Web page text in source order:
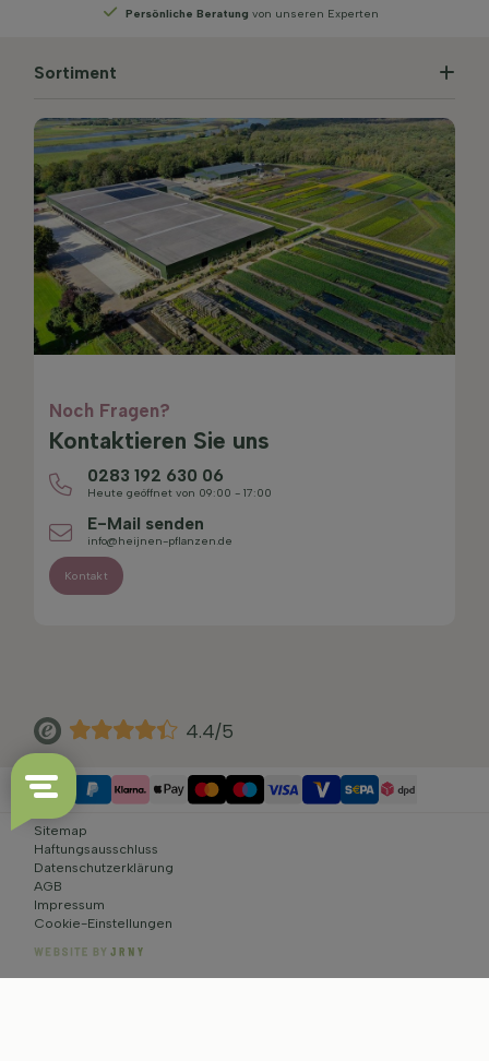
WählenSie Ihre Lieferwoche
Sortiment
Noch Fragen?
Kontaktieren Sie uns
0283 192 630 06
Heute geöffnet von 09:00 - 17:00
E-Mail senden
info@heijnen-pflanzen.de
Kontakt
4.4/5
Sitemap
Haftungsausschluss
Datenschutzerklärung
AGB
Impressum
Cookie-Einstellungen